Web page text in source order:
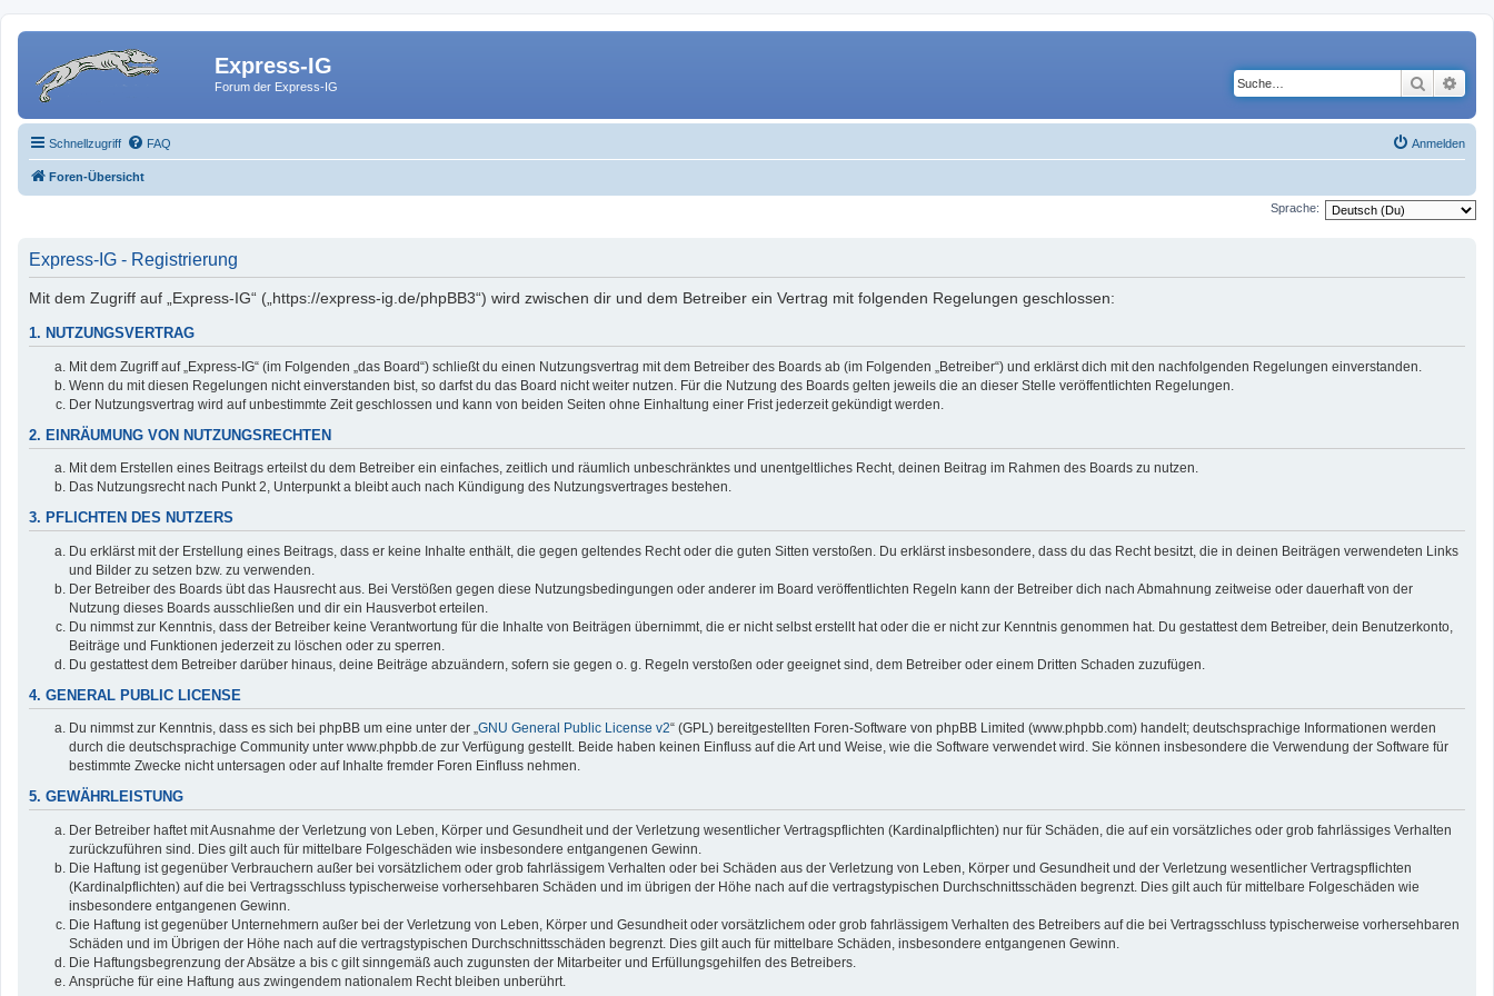
Express-IG
Forum der Express-IG Suche
Schnellzugriff FAQ Anmelden
Foren-Übersicht
Sprache:
Express-IG - Registrierung
Mit dem Zugriff auf „Express-IG“ („https://express-ig.de/phpBB3“) wird zwischen dir und dem Betreiber ein Vertrag mit folgenden Regelungen geschlossen:
1. NUTZUNGSVERTRAG
Mit dem Zugriff auf „Express-IG“ (im Folgenden „das Board“) schließt du einen Nutzungsvertrag mit dem Betreiber des Boards ab (im Folgenden „Betreiber“) und erklärst dich mit den nachfolgenden Regelungen einverstanden.
Wenn du mit diesen Regelungen nicht einverstanden bist, so darfst du das Board nicht weiter nutzen. Für die Nutzung des Boards gelten jeweils die an dieser Stelle veröffentlichten Regelungen.
Der Nutzungsvertrag wird auf unbestimmte Zeit geschlossen und kann von beiden Seiten ohne Einhaltung einer Frist jederzeit gekündigt werden.
2. EINRÄUMUNG VON NUTZUNGSRECHTEN
Mit dem Erstellen eines Beitrags erteilst du dem Betreiber ein einfaches, zeitlich und räumlich unbeschränktes und unentgeltliches Recht, deinen Beitrag im Rahmen des Boards zu nutzen.
Das Nutzungsrecht nach Punkt 2, Unterpunkt a bleibt auch nach Kündigung des Nutzungsvertrages bestehen.
3. PFLICHTEN DES NUTZERS
Du erklärst mit der Erstellung eines Beitrags, dass er keine Inhalte enthält, die gegen geltendes Recht oder die guten Sitten verstoßen. Du erklärst insbesondere, dass du das Recht besitzt, die in deinen Beiträgen verwendeten Links
und Bilder zu setzen bzw. zu verwenden.
Der Betreiber des Boards übt das Hausrecht aus. Bei Verstößen gegen diese Nutzungsbedingungen oder anderer im Board veröffentlichten Regeln kann der Betreiber dich nach Abmahnung zeitweise oder dauerhaft von der
Nutzung dieses Boards ausschließen und dir ein Hausverbot erteilen.
Du nimmst zur Kenntnis, dass der Betreiber keine Verantwortung für die Inhalte von Beiträgen übernimmt, die er nicht selbst erstellt hat oder die er nicht zur Kenntnis genommen hat. Du gestattest dem Betreiber, dein Benutzerkonto,
Beiträge und Funktionen jederzeit zu löschen oder zu sperren.
Du gestattest dem Betreiber darüber hinaus, deine Beiträge abzuändern, sofern sie gegen o. g. Regeln verstoßen oder geeignet sind, dem Betreiber oder einem Dritten Schaden zuzufügen.
4. GENERAL PUBLIC LICENSE
Du nimmst zur Kenntnis, dass es sich bei phpBB um eine unter der „GNU General Public License v2“ (GPL) bereitgestellten Foren-Software von phpBB Limited (www.phpbb.com) handelt; deutschsprachige Informationen werden
durch die deutschsprachige Community unter www.phpbb.de zur Verfügung gestellt. Beide haben keinen Einfluss auf die Art und Weise, wie die Software verwendet wird. Sie können insbesondere die Verwendung der Software für
bestimmte Zwecke nicht untersagen oder auf Inhalte fremder Foren Einfluss nehmen.
5. GEWÄHRLEISTUNG
Der Betreiber haftet mit Ausnahme der Verletzung von Leben, Körper und Gesundheit und der Verletzung wesentlicher Vertragspflichten (Kardinalpflichten) nur für Schäden, die auf ein vorsätzliches oder grob fahrlässiges Verhalten
zurückzuführen sind. Dies gilt auch für mittelbare Folgeschäden wie insbesondere entgangenen Gewinn.
Die Haftung ist gegenüber Verbrauchern außer bei vorsätzlichem oder grob fahrlässigem Verhalten oder bei Schäden aus der Verletzung von Leben, Körper und Gesundheit und der Verletzung wesentlicher Vertragspflichten
(Kardinalpflichten) auf die bei Vertragsschluss typischerweise vorhersehbaren Schäden und im übrigen der Höhe nach auf die vertragstypischen Durchschnittsschäden begrenzt. Dies gilt auch für mittelbare Folgeschäden wie
insbesondere entgangenen Gewinn.
Die Haftung ist gegenüber Unternehmern außer bei der Verletzung von Leben, Körper und Gesundheit oder vorsätzlichem oder grob fahrlässigem Verhalten des Betreibers auf die bei Vertragsschluss typischerweise vorhersehbaren
Schäden und im Übrigen der Höhe nach auf die vertragstypischen Durchschnittsschäden begrenzt. Dies gilt auch für mittelbare Schäden, insbesondere entgangenen Gewinn.
Die Haftungsbegrenzung der Absätze a bis c gilt sinngemäß auch zugunsten der Mitarbeiter und Erfüllungsgehilfen des Betreibers.
Ansprüche für eine Haftung aus zwingendem nationalem Recht bleiben unberührt.